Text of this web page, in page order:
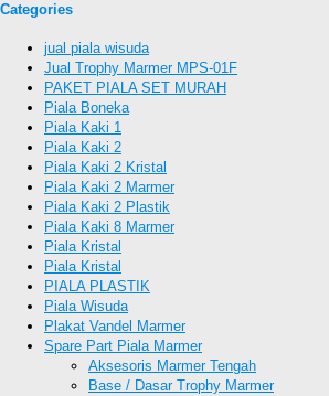
Categories
jual piala wisuda
Jual Trophy Marmer MPS-01F
PAKET PIALA SET MURAH
Piala Boneka
Piala Kaki 1
Piala Kaki 2
Piala Kaki 2 Kristal
Piala Kaki 2 Marmer
Piala Kaki 2 Plastik
Piala Kaki 8 Marmer
Piala Kristal
Piala Kristal
PIALA PLASTIK
Piala Wisuda
Plakat Vandel Marmer
Spare Part Piala Marmer
Aksesoris Marmer Tengah
Base / Dasar Trophy Marmer